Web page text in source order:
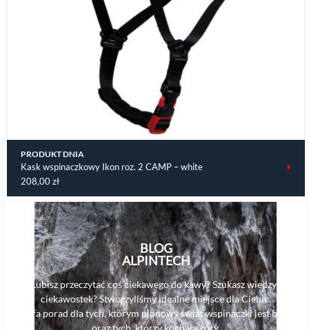
PRODUKT DNIA
Kask wspinaczkowy Ikon roz. 2 CAMP – white
208,00zł
BLOG
ALPINTECH
Lubisz przeczytać coś ciekawego do kawy? Szukasz wiedzy i
ciekawostek? Stworzyliśmy idealne miejsce dla Ciebie.
Strefa porad dla tych, którym pionowy świat wspinaczki jest bliski,